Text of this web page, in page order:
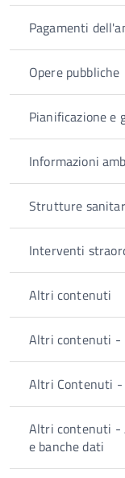
Pagamenti
Opere pubbliche
Pianificazione e
Informazioni
Strutture
Interventi
Altri contenuti
Altri contenuti -
Altri Contenuti -
Altri contenuti -
e banche dati